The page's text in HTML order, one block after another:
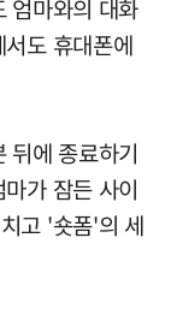
엄마와의 대화
도 휴대폰에
뒤에 종료하기
가 잠든 사이
고 '숏폼'의 세